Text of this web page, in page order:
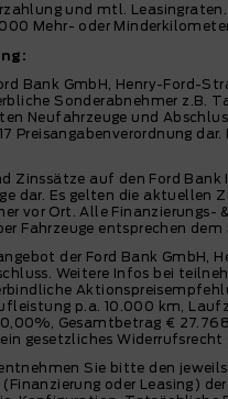
und mtl.
Mehr- oder
Bank GmbH, Henry-Ford-
Sonderabnehmer z.B.
Neufahrzeuge und
Preisangabenverordnung
Zinssätze auf den Ford
dar. Es gelten die
vor Ort. Alle
Fahrzeuge entsprechen
der Ford Bank GmbH,
Weitere Infos bei
p.a. 10.000 km,
Gesamtbetrag €
gesetzliches Widerrufsrecht
Sie bitte den
oder Leasing)